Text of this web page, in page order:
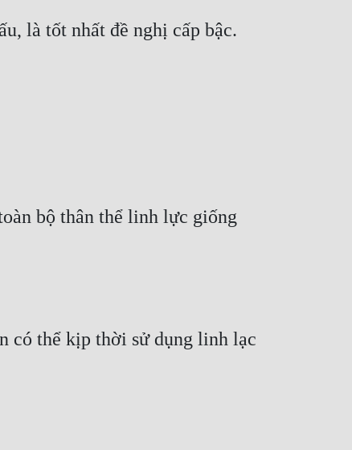
là tốt nhất đề nghị cấp bậc.
bộ thân thể linh lực giống
có thể kịp thời sử dụng linh lạc